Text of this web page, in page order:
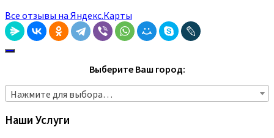
Все отзывы на Яндекс.Карты
Выберите Ваш город:
Нажмите для выбора…
Наши Услуги